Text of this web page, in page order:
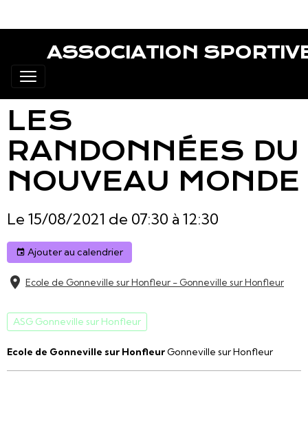
ASSOCIATION
LES
RANDONNÉES DU
NOUVEAU MONDE
Le 15/08/2021 de 07:30 à 12:30
Ajouter au calendrier
Ecole de Gonneville sur Honfleur - Gonneville sur Honfleur
ASG Gonneville sur Honfleur
Ecole de Gonneville sur HonfleurGonneville sur Honfleur